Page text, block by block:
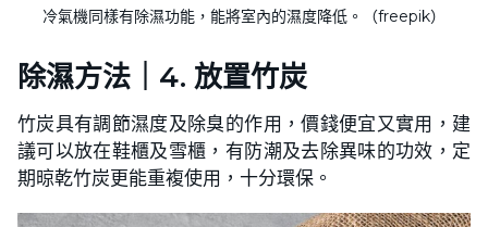
冷氣機同樣有除濕功能，能將室內的濕度降低。（freepik）
除濕方法｜4. 放置竹炭
竹炭具有調節濕度及除臭的作用，價錢便宜又實用，建
議可以放在鞋櫃及雪櫃，有防潮及去除異味的功效，定
期晾乾竹炭更能重複使用，十分環保。